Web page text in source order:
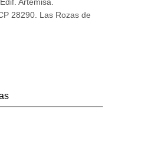
28290. Las Rozas de